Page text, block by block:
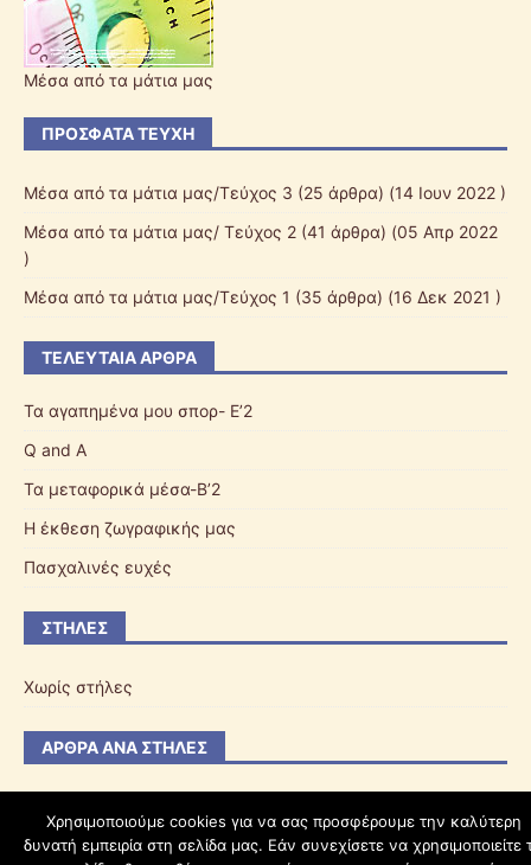
Μέσα από τα μάτια μας
ΠΡΌΣΦΑΤΑ ΤΕΎΧΗ
Μέσα από τα μάτια μας/Τεύχος 3 (25 άρθρα) (14 Ιουν 2022 )
Μέσα από τα μάτια μας/ Τεύχος 2 (41 άρθρα) (05 Απρ 2022
)
Μέσα από τα μάτια μας/Τεύχος 1 (35 άρθρα) (16 Δεκ 2021 )
ΤΕΛΕΥΤΑΊΑ ΆΡΘΡΑ
Τα αγαπημένα μου σπορ- Ε’2
Q and A
Τα μεταφορικά μέσα-Β’2
Η έκθεση ζωγραφικής μας
Πασχαλινές ευχές
ΣΤΉΛΕΣ
Χωρίς στήλες
ΆΡΘΡΑ ΑΝΆ ΣΤΉΛΕΣ
Χρησιμοποιούμε cookies για να σας προσφέρουμε την καλύτερη
δυνατή εμπειρία στη σελίδα μας. Εάν συνεχίσετε να χρησιμοποιείτε